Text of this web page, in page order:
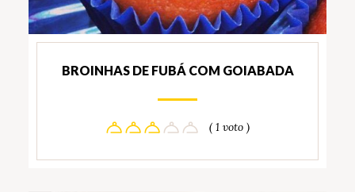
BROINHAS DE FUBÁ COM GOIABADA
( 1 voto )